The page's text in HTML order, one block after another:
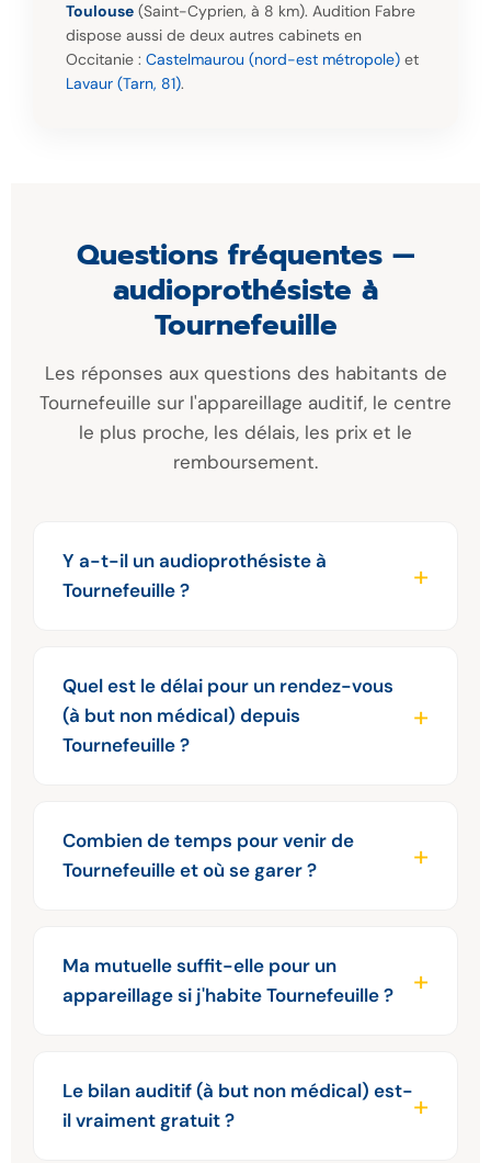
Toulouse (Saint-Cyprien, à 8 km). Audition Fabre
dispose aussi de deux autres cabinets en
Occitanie : Castelmaurou (nord-est métropole) et
Lavaur (Tarn, 81).
Questions fréquentes —
audioprothésiste à
Tournefeuille
Les réponses aux questions des habitants de
Tournefeuille sur l'appareillage auditif, le centre
le plus proche, les délais, les prix et le
remboursement.
Y a-t-il un audioprothésiste à
Tournefeuille ?
Quel est le délai pour un rendez-vous
(à but non médical) depuis
Tournefeuille ?
Combien de temps pour venir de
Tournefeuille et où se garer ?
Ma mutuelle suffit-elle pour un
appareillage si j'habite Tournefeuille ?
Le bilan auditif (à but non médical) est-
il vraiment gratuit ?